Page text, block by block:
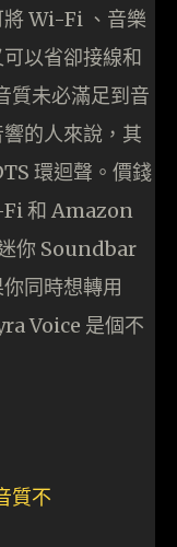
將 Wi-Fi 、音樂
以省卻接線和
質未必滿足到音
的人來說，其
環迴聲。價錢
Fi 和 Amazon
你 Soundbar
同時想轉用
Voice 是個不